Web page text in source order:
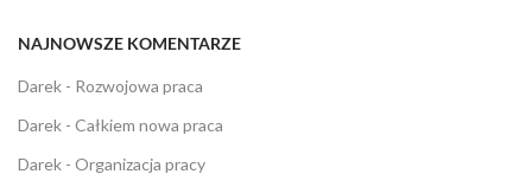
NAJNOWSZE KOMENTARZE
Darek - Rozwojowa praca
Darek - Całkiem nowa praca
Darek - Organizacja pracy